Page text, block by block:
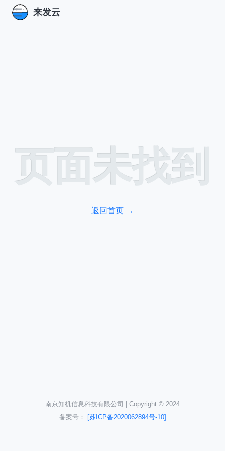
来发云
页面未找到
返回首页 →
南京知机信息科技有限公司 | Copyright © 2024
备案号： [苏ICP备2020062894号-10]